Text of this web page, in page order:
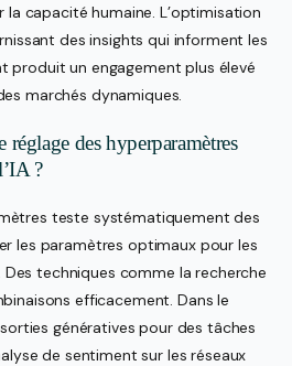
capacité humaine. L’optimisation
des insights qui informent les
produit un engagement plus élevé
marchés dynamiques.
des hyperparamètres
?
teste systématiquement des
les paramètres optimaux pour les
techniques comme la recherche
efficacement. Dans le
génératives pour des tâches
de sentiment sur les réseaux